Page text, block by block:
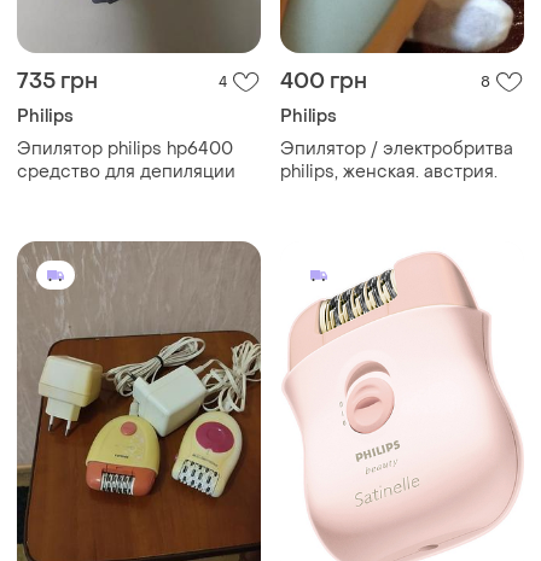
735 грн 4
Philips
Эпилятор philips hp6400
средство для депиляции
400 грн 8
Philips
Эпилятор / электробритва
philips, женская. австрия.